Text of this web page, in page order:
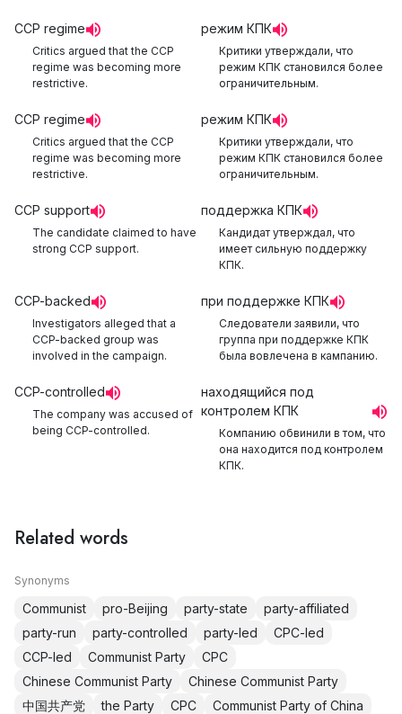
CCP regime
Critics argued that the CCP
regime was becoming more
restrictive.
режим КПК
Критики утверждали, что
режим КПК становился более
ограничительным.
CCP regime
Critics argued that the CCP
regime was becoming more
restrictive.
режим КПК
Критики утверждали, что
режим КПК становился более
ограничительным.
CCP support
The candidate claimed to have
strong CCP support.
поддержка КПК
Кандидат утверждал, что
имеет сильную поддержку
КПК.
CCP-backed
Investigators alleged that a
CCP-backed group was
involved in the campaign.
при поддержке КПК
Следователи заявили, что
группа при поддержке КПК
была вовлечена в кампанию.
CCP-controlled
The company was accused of
being CCP-controlled.
находящийся под
контролем КПК
Компанию обвинили в том, что
она находится под контролем
КПК.
Related words
Synonyms
Communist pro-Beijing party-state
party-affiliated
party-run
party-controlled party-led
CPC-led
CCP-led
Communist Party
CPC
Chinese Communist Party
Chinese Communist Party
中国共产党
the Party CPC Communist Party of China